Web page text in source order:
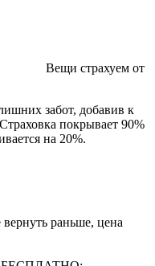
Вещи страхуем от
забот, добавив к
покрывает 90%
на 20%.
раньше, цена